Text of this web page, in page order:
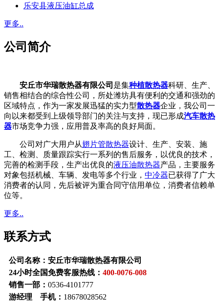
乐安县液压油缸总成
更多..
公司简介
安丘市华瑞散热器有限公司 是集种植散热器科研、生产、
销售相结合的综合性公司，所处潍坊具有便利的交通和强劲的
区域特点，作为一家发展迅猛的实力型散热器企业，我公司一
向以来都受到上级领导部门的关注与支持，现已形成汽车散热
器市场竞争力强，应用普及率高的良好局面。
公司对广大用户从翅片管散热器设计、生产、安装、施
工、检测、质量跟踪实行一系列的售后服务，以优良的技术，
完善的检测手段，生产出优良的液压油散热器产品，主要服务
对象包括机械、车辆、发电等多个行业， 中冷器已获得了广大
消费者的认同，先后被评为重合同守信用单位，消费者信赖单
位等。
更多..
联系方式
公司名称：安丘市华瑞散热器有限公司
24小时全国免费客服热线： 400-0076-008
销售一部： 0536-4101777
游经理 手机： 18678028562